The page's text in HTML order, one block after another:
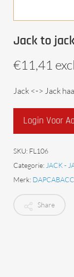
Jack to
€11,41
Jack <-> Jack
Login Voor
SKU: FL106
Categorie:JACK -
Merk: DAPCABACC
Share